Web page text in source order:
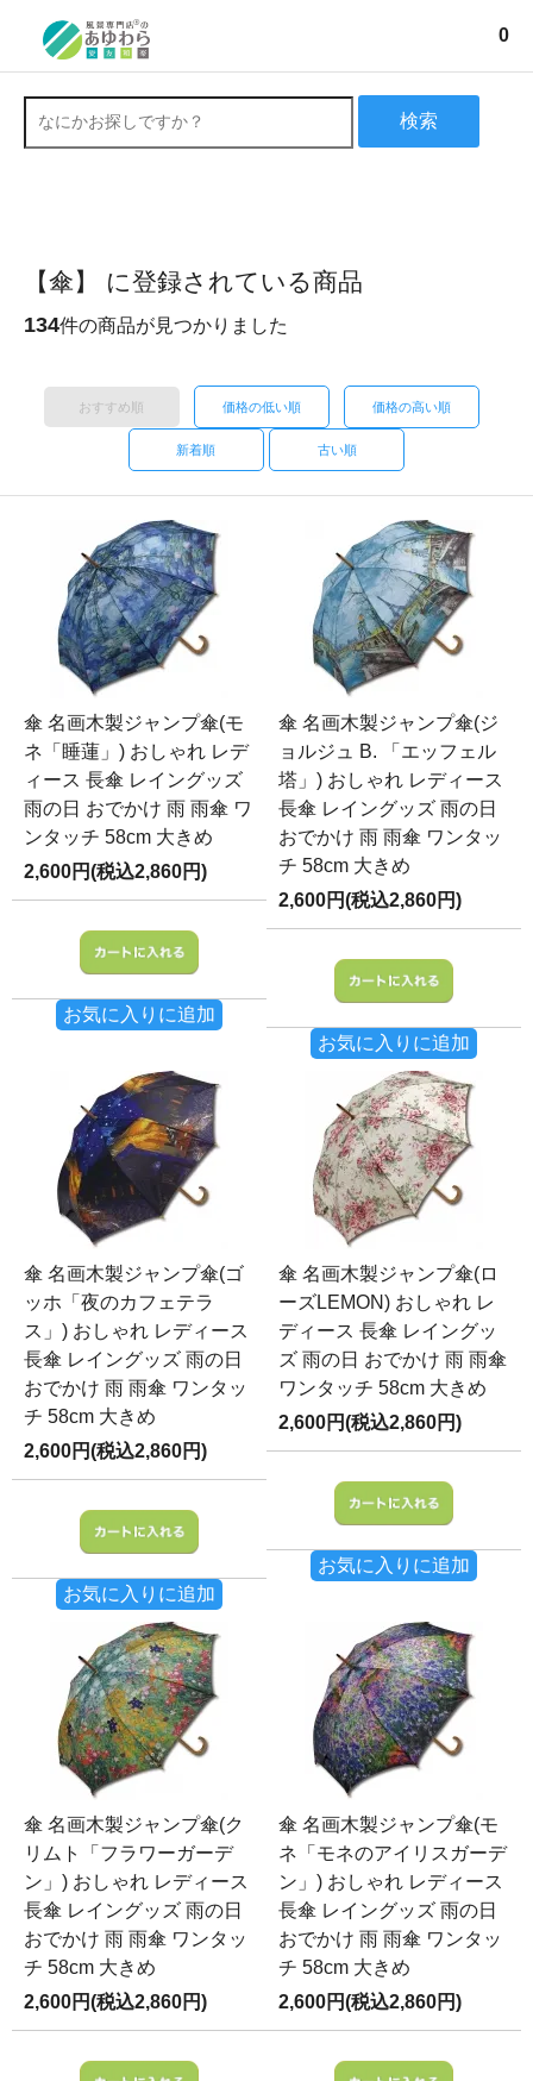
0
検索
【傘】 に登録されている商品
134件の商品が見つかりました
おすすめ順 価格の低い順 価格の高い順
新着順 古い順
傘 名画木製ジャンプ傘(モ
ネ「睡蓮」) おしゃれ レデ
ィース 長傘 レイングッズ
雨の日 おでかけ 雨 雨傘 ワ
ンタッチ 58cm 大きめ
2,600円(税込2,860円)
お気に入りに追加
傘 名画木製ジャンプ傘(ジ
ョルジュ B. 「エッフェル
塔」) おしゃれ レディース
長傘 レイングッズ 雨の日
おでかけ 雨 雨傘 ワンタッ
チ 58cm 大きめ
2,600円(税込2,860円)
お気に入りに追加
傘 名画木製ジャンプ傘(ゴ
ッホ「夜のカフェテラ
ス」) おしゃれ レディース
長傘 レイングッズ 雨の日
おでかけ 雨 雨傘 ワンタッ
チ 58cm 大きめ
2,600円(税込2,860円)
お気に入りに追加
傘 名画木製ジャンプ傘(ロ
ーズLEMON) おしゃれ レ
ディース 長傘 レイングッ
ズ 雨の日 おでかけ 雨 雨傘
ワンタッチ 58cm 大きめ
2,600円(税込2,860円)
お気に入りに追加
傘 名画木製ジャンプ傘(ク
リムト「フラワーガーデ
ン」) おしゃれ レディース
長傘 レイングッズ 雨の日
おでかけ 雨 雨傘 ワンタッ
チ 58cm 大きめ
2,600円(税込2,860円)
傘 名画木製ジャンプ傘(モ
ネ「モネのアイリスガーデ
ン」) おしゃれ レディース
長傘 レイングッズ 雨の日
おでかけ 雨 雨傘 ワンタッ
チ 58cm 大きめ
2,600円(税込2,860円)